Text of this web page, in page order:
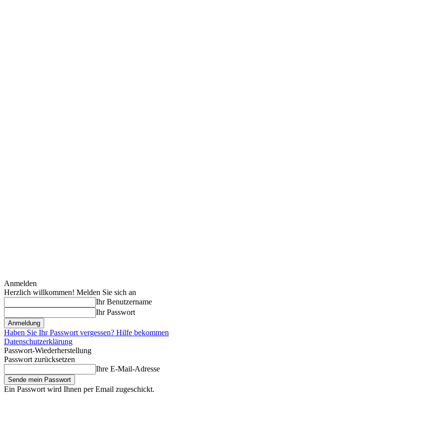
Anmelden
Herzlich willkommen! Melden Sie sich an
Ihr Benutzername
Ihr Passwort
Haben Sie Ihr Passwort vergessen? Hilfe bekommen
Datenschutzerklärung
Passwort-Wiederherstellung
Passwort zurücksetzen
Ihre E-Mail-Adresse
Ein Passwort wird Ihnen per Email zugeschickt.